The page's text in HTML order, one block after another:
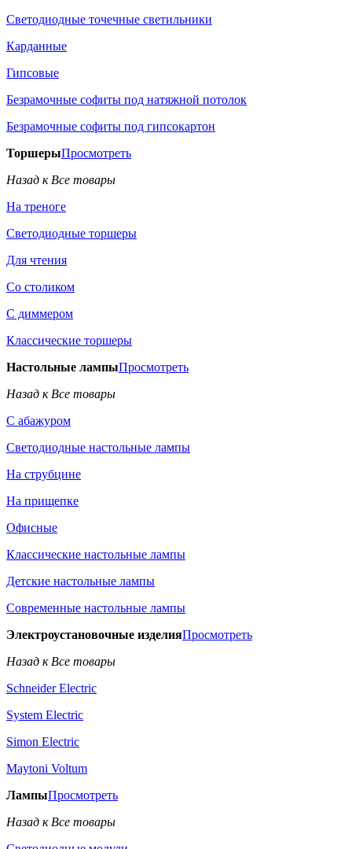
Светодиодные точечные светильники
Карданные
Гипсовые
Безрамочные софиты под натяжной потолок
Безрамочные софиты под гипсокартон
ТоршерыПросмотреть
Назад к Все товары
На треноге
Светодиодные торшеры
Для чтения
Со столиком
С диммером
Классические торшеры
Настольные лампыПросмотреть
Назад к Все товары
С абажуром
Светодиодные настольные лампы
На струбцине
На прищепке
Офисные
Классические настольные лампы
Детские настольные лампы
Современные настольные лампы
Электроустановочные изделияПросмотреть
Назад к Все товары
Schneider Electric
System Electric
Simon Electric
Maytoni Voltum
ЛампыПросмотреть
Назад к Все товары